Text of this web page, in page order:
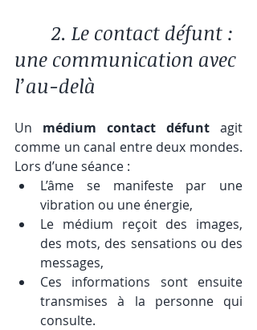
une communication avec
l’au-delà
Un médium contact défunt agit
comme un canal entre deux mondes.
Lors d’une séance :
L’âme se manifeste par une
vibration ou une énergie,
Le médium reçoit des images,
des mots, des sensations ou des
messages,
Ces informations sont ensuite
transmises à la personne qui
consulte.